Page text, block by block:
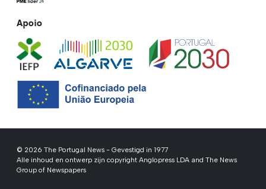
Apoio
© 2026 The Portugal News - Gevestigd in 1977
Alle inhoud en ontwerp zijn copyright Anglopress LDA and The News
Group of Newspapers